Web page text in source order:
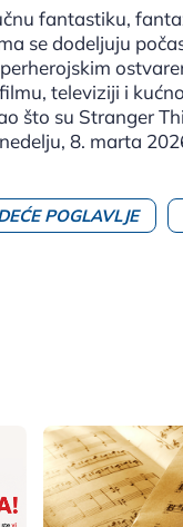
fantastiku,
se dodeljuju
televiziji i
što su Stranger
8. marta
POGLAVLJE